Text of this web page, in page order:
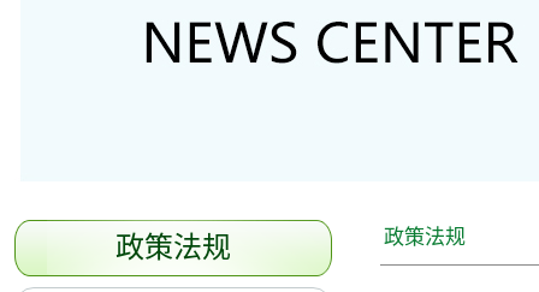
政策法规 政策法规